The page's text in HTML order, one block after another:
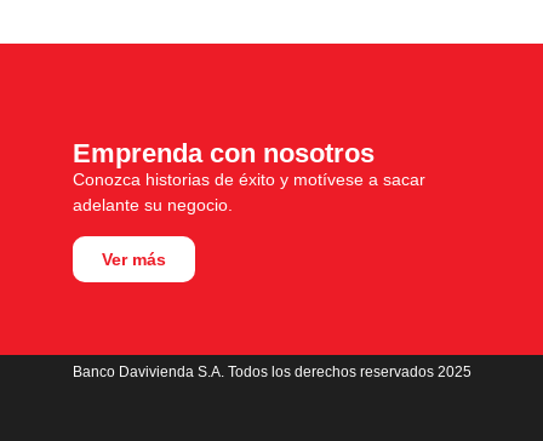
Emprenda con nosotros
Conozca historias de éxito y motívese a sacar
adelante su negocio.
Ver más
Banco Davivienda S.A. Todos los derechos reservados 2025